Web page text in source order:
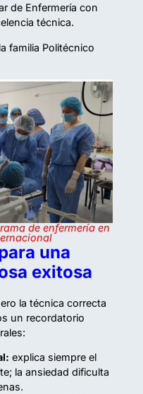
de Enfermería con
técnica.
familia Politécnico
de enfermería en
una
exitosa
la técnica correcta
un recordatorio
explica siempre el
la ansiedad dificulta